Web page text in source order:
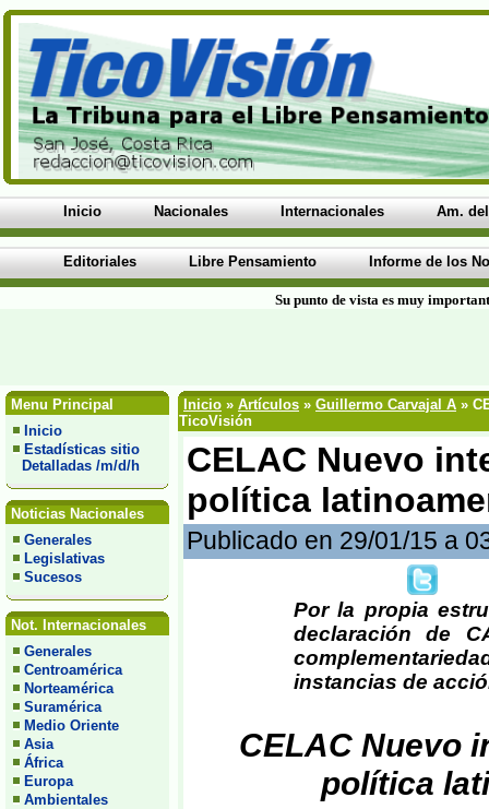
Inicio Nacionales Internacionales Am.
Editoriales Libre Pensamiento Informe de los
Su punto de vista es muy
Menu Principal
Inicio
Estadísticas sitio
Detalladas /m/d/h
Noticias Nacionales
Generales
Legislativas
Sucesos
Not. Internacionales
Generales
Centroamérica
Norteamérica
Suramérica
Medio Oriente
Asia
África
Europa
Ambientales
Inicio » Artículos » Guillermo Carvajal A »
TicoVisión
CELAC Nuevo
política
Publicado en 29/01/15 a
Por la propia
declaración de
instancias de
CELAC Nuevo
política